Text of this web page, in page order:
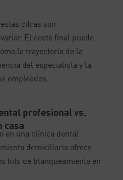
cifras son
El coste final puede
la trayectoria de la
del especialista y la
empleados.
profesional vs.
casa
en una clínica dental
domiciliario ofrece
kits de blanqueamiento en